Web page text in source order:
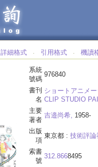
詳細格式 ‧ 引用格式 ‧ 機讀
系統
號碼
976840
書刊
名
ショートアニメ
CLIP STUDIO
主要
著者
吉邉尚希, 1958-
出版
項
東京都 : 技術評論
索書
號
312.8668495